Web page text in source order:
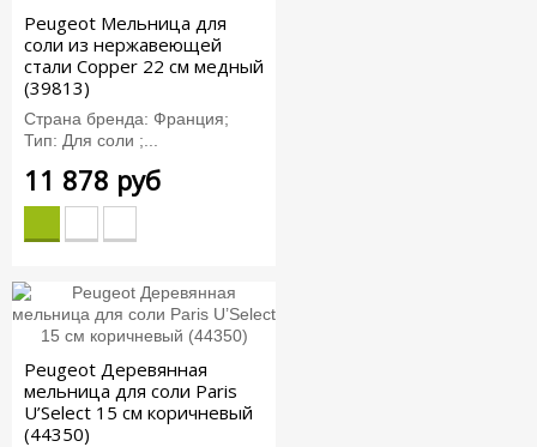
Peugeot Мельница для
соли из нержавеющей
стали Copper 22 см медный
(39813)
Страна бренда: Франция;
Тип: Для соли ;...
11 878 руб
Peugeot Деревянная
мельница для соли Paris
U’Select 15 см коричневый
(44350)